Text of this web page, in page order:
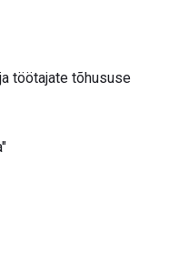
töötajate tõhususe